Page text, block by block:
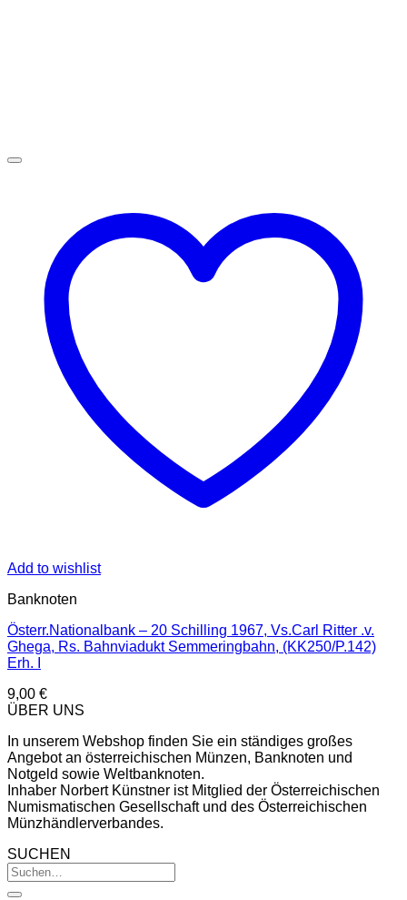
Add to wishlist
Banknoten
Österr.Nationalbank – 20 Schilling 1967, Vs.Carl Ritter .v.
Ghega, Rs. Bahnviadukt Semmeringbahn, (KK250/P.142)
Erh. I
9,00 €
ÜBER UNS
In unserem Webshop finden Sie ein ständiges großes
Angebot an österreichischen Münzen, Banknoten und
Notgeld sowie Weltbanknoten.
Inhaber Norbert Künstner ist Mitglied der Österreichischen
Numismatischen Gesellschaft und des Österreichischen
Münzhändlerverbandes.
SUCHEN